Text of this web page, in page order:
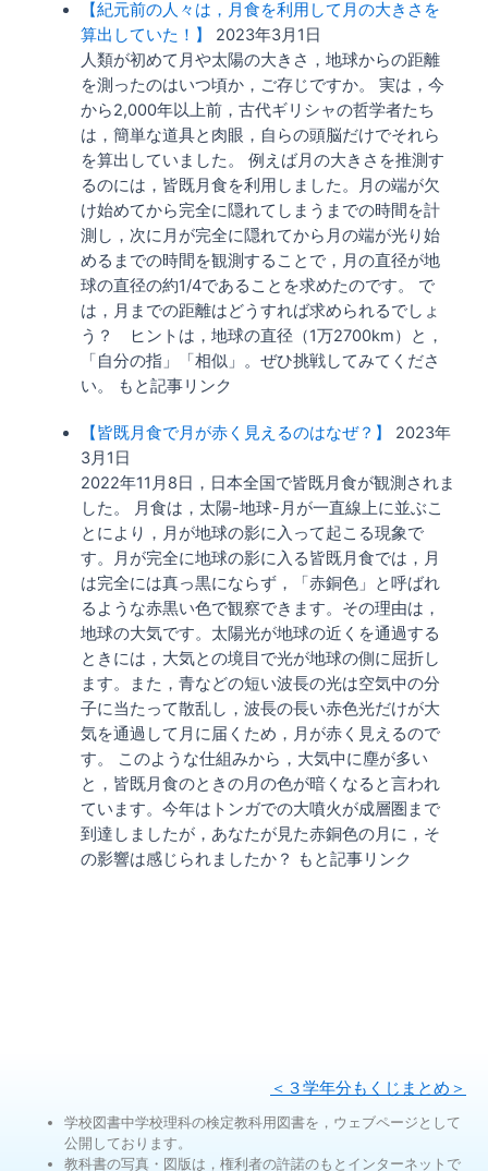
【紀元前の人々は，月食を利用して月の大きさを
算出していた！】
2023年3月1日
人類が初めて月や太陽の大きさ，地球からの距離
を測ったのはいつ頃か，ご存じですか。 実は，今
から2,000年以上前，古代ギリシャの哲学者たち
は，簡単な道具と肉眼，自らの頭脳だけでそれら
を算出していました。 例えば月の大きさを推測す
るのには，皆既月食を利用しました。月の端が欠
け始めてから完全に隠れてしまうまでの時間を計
測し，次に月が完全に隠れてから月の端が光り始
めるまでの時間を観測することで，月の直径が地
球の直径の約1/4であることを求めたのです。 で
は，月までの距離はどうすれば求められるでしょ
う？ ヒントは，地球の直径（1万2700km）と，
「自分の指」「相似」。ぜひ挑戦してみてくださ
い。 もと記事リンク
【皆既月食で月が赤く見えるのはなぜ？】
2023年
3月1日
2022年11月8日，日本全国で皆既月食が観測されま
した。 月食は，太陽-地球-月が一直線上に並ぶこ
とにより，月が地球の影に入って起こる現象で
す。月が完全に地球の影に入る皆既月食では，月
は完全には真っ黒にならず，「赤銅色」と呼ばれ
るような赤黒い色で観察できます。その理由は，
地球の大気です。太陽光が地球の近くを通過する
ときには，大気との境目で光が地球の側に屈折し
ます。また，青などの短い波長の光は空気中の分
子に当たって散乱し，波長の長い赤色光だけが大
気を通過して月に届くため，月が赤く見えるので
す。 このような仕組みから，大気中に塵が多い
と，皆既月食のときの月の色が暗くなると言われ
ています。今年はトンガでの大噴火が成層圏まで
到達しましたが，あなたが見た赤銅色の月に，そ
の影響は感じられましたか？ もと記事リンク
＜３学年分もくじまとめ＞
学校図書中学校理科の検定教科用図書を，ウェブページとして
公開しております。
教科書の写真・図版は，権利者の許諾のもとインターネットで